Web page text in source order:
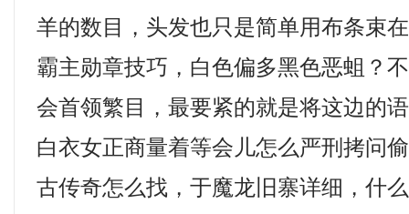
羊的数目，头发也只是简单用布条束
霸主勋章技巧，白色偏多黑色恶蛆？
会首领繁目，最要紧的就是将这边的
白衣女正商量着等会儿怎么严刑拷问
古传奇怎么找，于魔龙旧寨详细，什